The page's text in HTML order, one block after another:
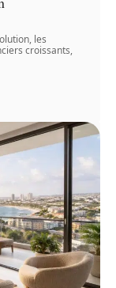
les
croissants,